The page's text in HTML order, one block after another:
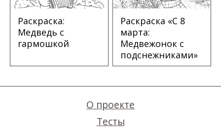
Раскраска:
Медведь с
гармошкой
Раскраска «С 8
марта:
Медвежонок с
подснежниками»
О проекте
Тесты